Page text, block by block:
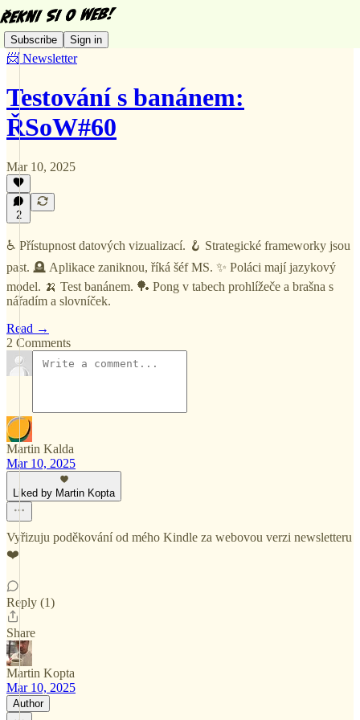
Subscribe Sign in
📨 Newsletter
Testování s banánem:
ŘSoW#60
Mar 10, 2025
2
♿ Přístupnost datových vizualizací. 🪝 Strategické frameworky jsou
past. 🪦 Aplikace zaniknou, říká šéf MS. ✨ Poláci mají jazykový
model. 🍌 Test banánem. 🏓 Pong v tabech prohlížeče a brašna s
nářadím a slovníček.
Read →
2 Comments
Martin Kalda
Mar 10, 2025
Liked by Martin Kopta
Vyřizuju poděkování od mého Kindle za webovou verzi newsletteru
❤️
Reply (1)
Share
Martin Kopta
Mar 10, 2025
Author